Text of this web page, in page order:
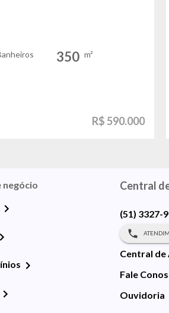
350 m²
R$ 590.000
negócio
Central
(51) 3327-
Central de
Fale
Ouvidoria